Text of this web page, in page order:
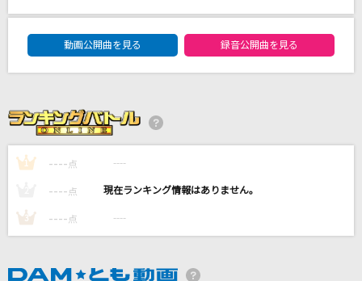
[生音]無心拍数(アオアシver.)
Ado
ゴーストルール(Game Version)
[生音]シルエット・ロマンス
DAM★ともボーカルエントリーランキング
動画公開曲を見る
録音公開曲を見る
1 ---- 点 ----
---- 点 ----
3 ---- 点 ----